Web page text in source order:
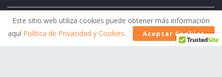
Política de Privacidad AVISO LEGAL
Contactos
Historia
Este sitio web utiliza cookies puede obtener más información
aquí Política de Privacidad y Cookies. Aceptar Cookies